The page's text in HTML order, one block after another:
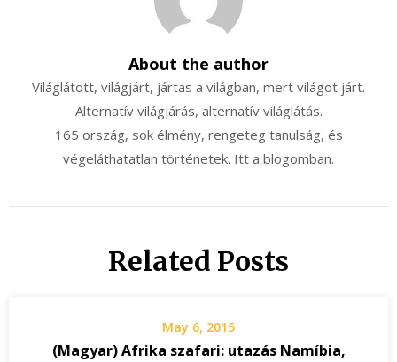
About the author
Világlátott, világjárt, jártas a világban, mert világot járt.
Alternatív világjárás, alternatív világlátás.
165 ország, sok élmény, rengeteg tanulság, és
végeláthatatlan történetek. Itt a blogomban.
Related Posts
May 6, 2015
(Magyar) Afrika szafari: utazás Namíbia,